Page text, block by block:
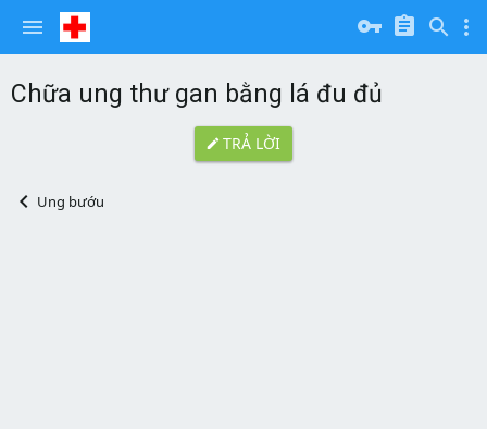
Chữa ung thư gan bằng lá đu đủ
TRẢ LỜI
Ung bướu